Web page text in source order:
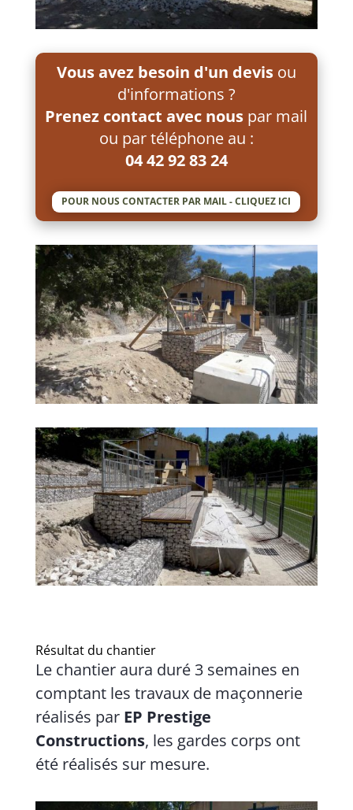
Vous avez besoin d'un devis ou
d'informations ?
Prenez contact avec nous par mail
ou par téléphone au :
04 42 92 83 24
POUR NOUS CONTACTER PAR MAIL - CLIQUEZ ICI
Résultat du chantier
Le chantier aura duré 3 semaines en
comptant les travaux de maçonnerie
réalisés par EP Prestige
Constructions, les gardes corps ont
été réalisés sur mesure.